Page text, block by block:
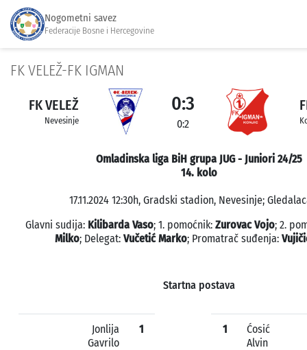
Nogometni savez
Federacije Bosne i Hercegovine
FK VELEŽ-FK IGMAN
FK VELEŽ
Nevesinje
0:3
0:2
Omladinska liga BiH grupa JUG - Juniori 24/25
14. kolo
17.11.2024 12:30h, Gradski stadion, Nevesinje;
Glavni sudija: Kilibarda Vaso; 1. pomoćnik: Zurovac Vojo; 2.
Milko; Delegat: Vučetić Marko; Promatrač suđenja:
Startna postava
Jonlija
Gavrilo
1 1
Ćosić
Alvin